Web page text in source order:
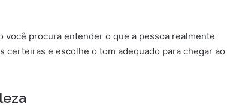
você procura entender o que a pessoa realmente
e escolhe o tom adequado para chegar ao